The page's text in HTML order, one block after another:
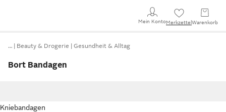
Mein KontoMerkzettel Warenkorb
… Beauty & Drogerie Gesundheit & Alltag
Bort Bandagen
Kniebandagen